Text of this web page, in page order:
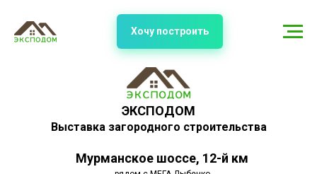
ЭКСПОДОМ
Выставка загородного строительства
Мурманское шоссе, 12-й км
Хочу построить